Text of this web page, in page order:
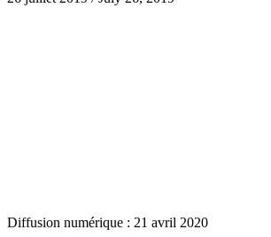
Diffusion numérique : 21 avril 2020